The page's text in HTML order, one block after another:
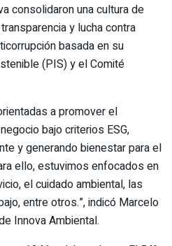
consolidaron una cultura de
y lucha contra
basada en su
(PIS) y el Comité
a promover el
bajo criterios ESG,
y generando bienestar para el
ello, estuvimos enfocados en
el cuidado ambiental, las
entre otros.”, indicó Marcelo
Innova Ambiental.